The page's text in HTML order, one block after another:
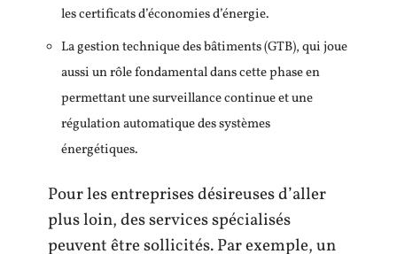
les certificats d’économies d’énergie.
La gestion technique des bâtiments (GTB), qui joue
aussi un rôle fondamental dans cette phase en
permettant une surveillance continue et une
régulation automatique des systèmes
énergétiques.
Pour les entreprises désireuses d’aller
plus loin, des services spécialisés
peuvent être sollicités. Par exemple, un